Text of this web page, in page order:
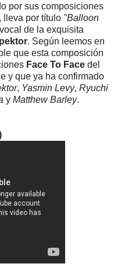
por sus composiciones
lleva por título "Balloon
de la exquisita
. Según leemos en
que esta composición
Face To Face del
y que ya ha confirmado
, Yasmin Levy, Ryuchi
y Matthew Barley.